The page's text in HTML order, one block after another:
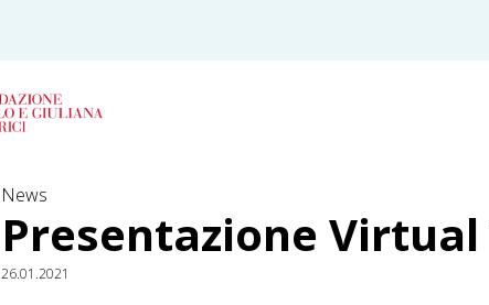
News
Presentazione
26.01.2021